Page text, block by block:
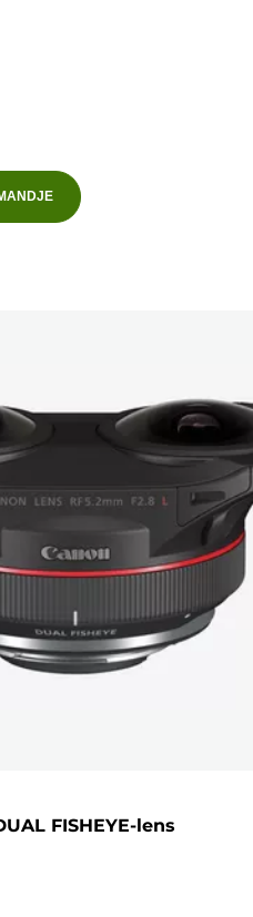
FISHEYE-lens